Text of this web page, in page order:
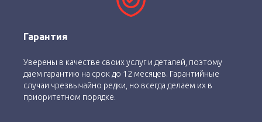
Гарантия
Уверены в качестве своих услуг и деталей, поэтому
даем гарантию на срок до 12 месяцев. Гарантийные
случаи чрезвычайно редки, но всегда делаем их в
приоритетном порядке.